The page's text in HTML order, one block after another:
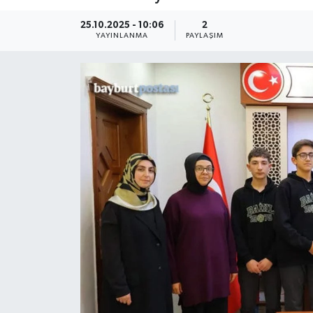
25.10.2025 - 10:06
YAYINLANMA
2
PAYLAŞIM